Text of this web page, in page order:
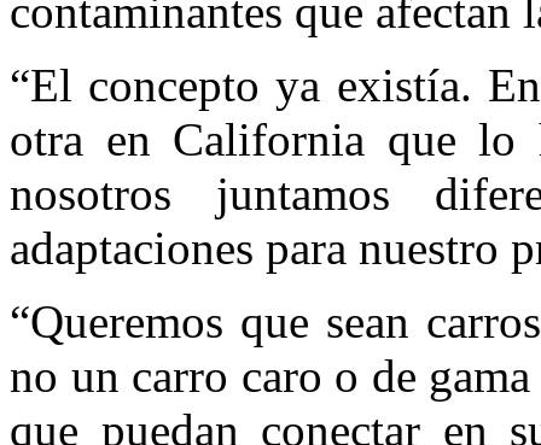
contaminantes que afectan
“El concepto ya existía.
otra en California que lo
nosotros juntamos
adaptaciones para nuestro
“Queremos que sean
no un carro caro o de
que puedan conectar en